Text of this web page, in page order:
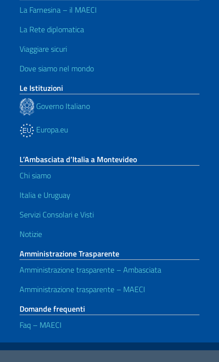
La Farnesina – il MAECI
La Rete diplomatica
Viaggiare sicuri
Dove siamo nel mondo
Le Istituzioni
Governo Italiano
Europa.eu
L’Ambasciata d’Italia a Montevideo
Chi siamo
Italia e Uruguay
Servizi Consolari e Visti
Notizie
Amministrazione Trasparente
Amministrazione trasparente – Ambasciata
Amministrazione trasparente – MAECI
Domande frequenti
Faq – MAECI
Link Utili